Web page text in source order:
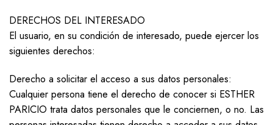
DERECHOS DEL INTERESADO
El usuario, en su condición de interesado, puede ejercer los
siguientes derechos:
Derecho a solicitar el acceso a sus datos personales:
Cualquier persona tiene el derecho de conocer si ESTHER
PARICIO trata datos personales que le conciernen, o no. Las